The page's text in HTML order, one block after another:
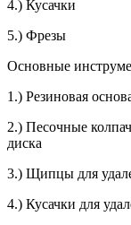
4.) Кусачки
5.) Фрезы
Основные
1.) Резиновая
2.) Песочные
диска
3.) Щипцы для
4.) Кусачки для